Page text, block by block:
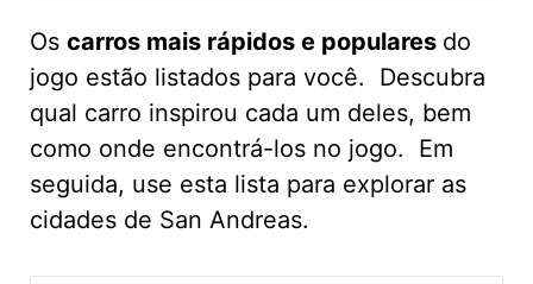
Os carros mais rápidos e populares do
jogo estão listados para você. Descubra
qual carro inspirou cada um deles, bem
como onde encontrá-los no jogo. Em
seguida, use esta lista para explorar as
cidades de San Andreas.